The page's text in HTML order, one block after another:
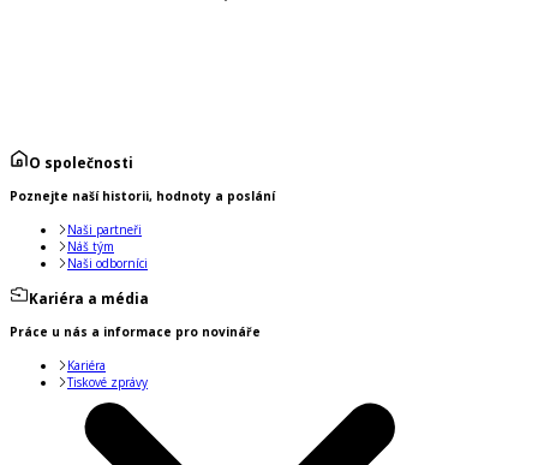
O společnosti
Poznejte naší historii, hodnoty a poslání
Naši partneři
Náš tým
Naši odborníci
Kariéra a média
Práce u nás a informace pro novináře
Kariéra
Tiskové zprávy